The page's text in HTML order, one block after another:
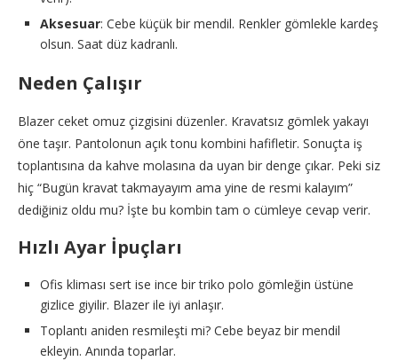
Aksesuar: Cebe küçük bir mendil. Renkler gömlekle kardeş
olsun. Saat düz kadranlı.
Neden Çalışır
Blazer ceket omuz çizgisini düzenler. Kravatsız gömlek yakayı
öne taşır. Pantolonun açık tonu kombini hafifletir. Sonuçta iş
toplantısına da kahve molasına da uyan bir denge çıkar. Peki siz
hiç “Bugün kravat takmayayım ama yine de resmi kalayım”
dediğiniz oldu mu? İşte bu kombin tam o cümleye cevap verir.
Hızlı Ayar İpuçları
Ofis kliması sert ise ince bir triko polo gömleğin üstüne
gizlice giyilir. Blazer ile iyi anlaşır.
Toplantı aniden resmileşti mi? Cebe beyaz bir mendil
ekleyin. Anında toparlar.